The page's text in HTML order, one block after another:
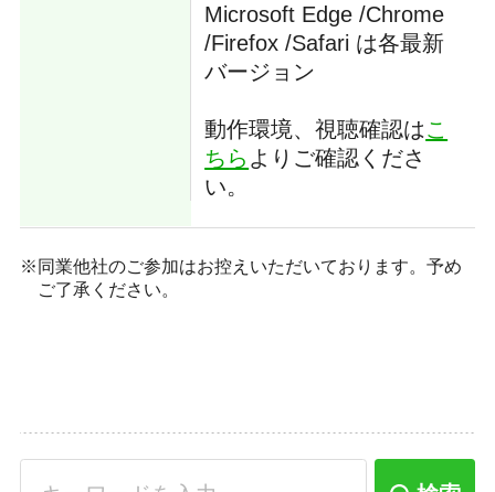
Microsoft Edge /Chrome
/Firefox /Safari は各最新
バージョン
動作環境、視聴確認はこ
ちら よりご確認くださ
い。
同業他社のご参加はお控えいただいております。予め
ご了承ください。